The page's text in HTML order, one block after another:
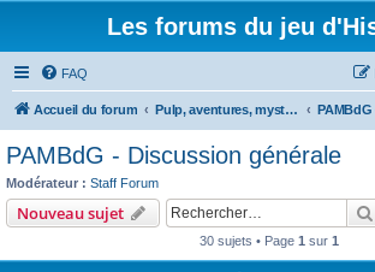
Les forums du jeu
FAQ
Accueil du forum Pulp, aventures, mystères et boule de gomme
PAMBdG - Discussion générale
Modérateur : Staff Forum
Nouveau sujet
30 sujets • Page 1 sur 1